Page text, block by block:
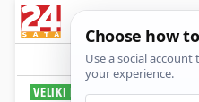
VELIKI PODVIG